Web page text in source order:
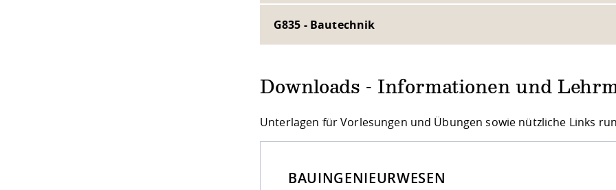
G835 - Bautechnik
Downloads - Informationen und
Unterlagen für Vorlesungen und Übungen sowie nützliche Links
BAUINGENIEURWESEN